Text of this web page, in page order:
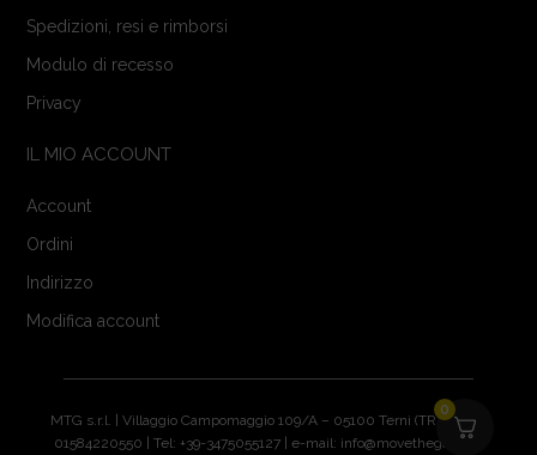
Spedizioni, resi e rimborsi
Modulo di recesso
Privacy
IL MIO ACCOUNT
Account
Ordini
Indirizzo
Modifica account
MTG s.r.l. | Villaggio Campomaggio 109/A – 05100 Terni (TR) | P.IVA:
01584220550 | Tel: +39-3475055127 | e-mail: info@movethegame.it
0